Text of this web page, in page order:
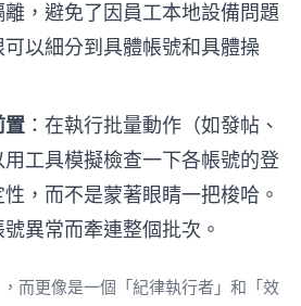
，避免了因員工本地設備問題
以細分到具體帳號和具體操
置 ：在執行批量動作（如發帖、
工具模擬檢查一下各帳號的登
，而不是蒙著眼睛一把梭哈。
異常而牽連整個批次。
而更像是一個「紀律執行者」和「效